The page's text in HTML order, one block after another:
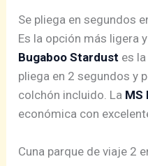
Se pliega en segundos
Es la opción más ligera
Bugaboo Stardust es
pliega en 2 segundos y
colchón incluido. La MS
económica con
Cuna parque de viaje 2